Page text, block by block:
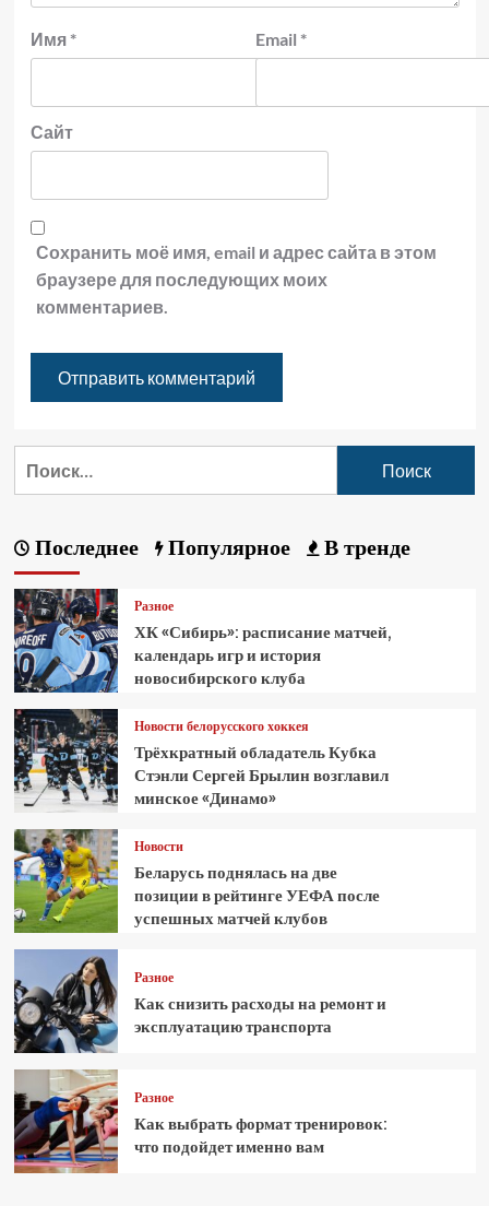
Имя * Email *
Сайт
Сохранить моё имя, email и адрес сайта в этом
браузере для последующих моих
комментариев.
Последнее Популярное В тренде
Разное
ХК «Сибирь»: расписание матчей,
календарь игр и история
новосибирского клуба
Новости белорусского хоккея
Трёхкратный обладатель Кубка
Стэнли Сергей Брылин возглавил
минское «Динамо»
Новости
Беларусь поднялась на две
позиции в рейтинге УЕФА после
успешных матчей клубов
Разное
Как снизить расходы на ремонт и
эксплуатацию транспорта
Разное
Как выбрать формат тренировок:
что подойдет именно вам